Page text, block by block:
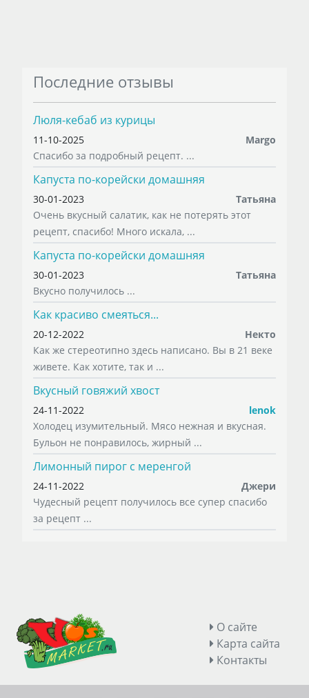
Последние отзывы
Люля-кебаб из курицы
11-10-2025
Margo
Спасибо за подробный рецепт. ...
Капуста по-корейски домашняя
30-01-2023
Татьяна
Очень вкусный салатик, как не потерять этот
рецепт, спасибо! Много искала, ...
Капуста по-корейски домашняя
30-01-2023
Татьяна
Вкусно получилось ...
Как красиво смеяться...
20-12-2022
Некто
Как же стереотипно здесь написано. Вы в 21 веке
живете. Как хотите, так и ...
Вкусный говяжий хвост
24-11-2022
lenok
Холодец изумительный. Мясо нежная и вкусная.
Бульон не понравилось, жирный ...
Лимонный пирог с меренгой
24-11-2022
Джери
Чудесный рецепт получилось все супер спасибо
за рецепт ...
О сайте
Карта сайта
Контакты